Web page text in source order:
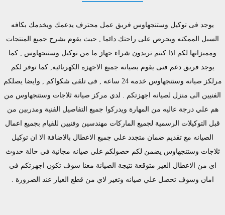
يوجد فى توكيل وستنجهاوس فريق عمل محترف يدعمك ويخدمك بكافه
السبل الممكنه ويحرص على راحتك دائما , حيث يقوم بشرح جميع المنتجات
ومميزاتها لكم اذا كنتم تريدون شراء جهاز ما من توكيل وستنجهاوس , كما
يوجد فريق دعم فنى يقوم بصيانه جميع الاجهزه الكهربائيه, كما توفر لكم
مرلكز صيانه وستنجهاوس خدمه 24 ساعه , فى تلقى شكواكم , وايضا يصلكم
الفنيين الى منزل لصيانه اجهزتكم . لدي مركز صيانة ثلاجات وستنجهاوس من
هم علي درجة عاليه من المهارة ويدركوا جميع التفاصيل الفنية ومدربين من
قبل التوكيلات الرسمية لجميع الماركات مهندسين وفنيين للقيام بجميع اعمال
الصيانه مع تقديم ضمان متجدد علي جميع الاعطال بالاضافة الا ان توكيل
ثلاجات وستنجهاوس يضمن لكم حصولكم علي صيانه مجانية في حالة حدوث
اي من الاعطال الغير متوقعة نتيجة الصيانة معنا سوف تكون اجهزتكم في
امان وسوف تحصل علي صيانه وتغير لاي من قطع الغيار عند الضرورة .